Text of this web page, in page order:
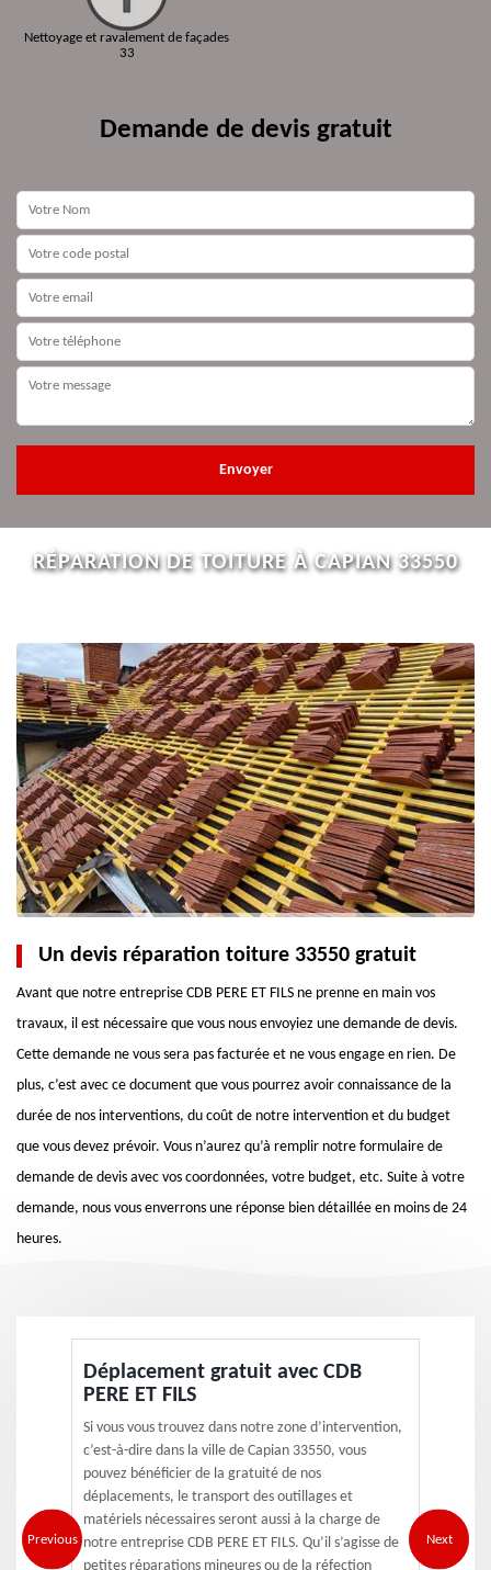
Nettoyage et ravalement de façades
33
Demande de devis gratuit
RÉPARATION DE TOITURE À CAPIAN 33550
Un devis réparation toiture 33550 gratuit
Avant que notre entreprise CDB PERE ET FILS ne prenne en main vos
travaux, il est nécessaire que vous nous envoyiez une demande de devis.
Cette demande ne vous sera pas facturée et ne vous engage en rien. De
plus, c’est avec ce document que vous pourrez avoir connaissance de la
durée de nos interventions, du coût de notre intervention et du budget
que vous devez prévoir. Vous n’aurez qu’à remplir notre formulaire de
demande de devis avec vos coordonnées, votre budget, etc. Suite à votre
demande, nous vous enverrons une réponse bien détaillée en moins de 24
heures.
Previous
Déplacement gratuit avec CDB
PERE ET FILS
Si vous vous trouvez dans notre zone d’intervention,
c’est-à-dire dans la ville de Capian 33550, vous
pouvez bénéficier de la gratuité de nos
déplacements, le transport des outillages et
matériels nécessaires seront aussi à la charge de
notre entreprise CDB PERE ET FILS. Qu’il s’agisse de
petites réparations mineures ou de la réfection
Next